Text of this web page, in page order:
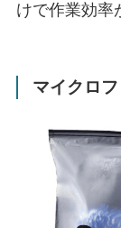
けで作業効率
マイクロ